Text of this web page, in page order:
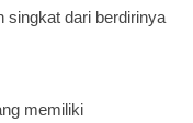
singkat dari berdirinya
memiliki